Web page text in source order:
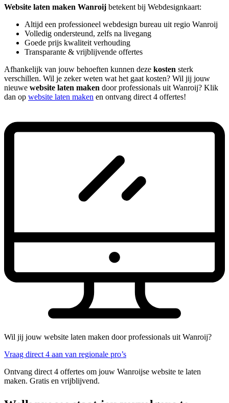
Website laten maken Wanroij betekent bij Webdesignkaart:
Altijd een professioneel webdesign bureau uit regio Wanroij
Volledig ondersteund, zelfs na livegang
Goede prijs kwaliteit verhouding
Transparante & vrijblijvende offertes
Afhankelijk van jouw behoeften kunnen deze kosten sterk
verschillen. Wil je zeker weten wat het gaat kosten? Wil jij jouw
nieuwe website laten maken door professionals uit Wanroij? Klik
dan op website laten maken en ontvang direct 4 offertes!
Wil jij jouw website laten maken door professionals uit Wanroij?
Vraag direct 4 aan van regionale pro’s
Ontvang direct 4 offertes om jouw Wanroijse website te laten
maken. Gratis en vrijblijvend.